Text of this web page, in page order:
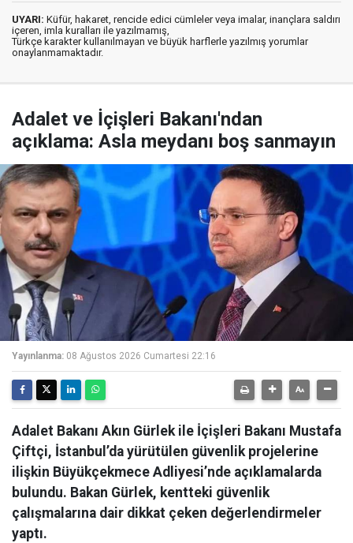
UYARI: Küfür, hakaret, rencide edici cümleler veya imalar, inançlara saldırı
içeren, imla kuralları ile yazılmamış,
Türkçe karakter kullanılmayan ve büyük harflerle yazılmış yorumlar
onaylanmamaktadır.
Adalet ve İçişleri Bakanı'ndan
açıklama: Asla meydanı boş sanmayın
Yayınlanma: 08 Ağustos 2026 Cumartesi 22:16
Adalet Bakanı Akın Gürlek ile İçişleri Bakanı Mustafa
Çiftçi, İstanbul’da yürütülen güvenlik projelerine
ilişkin Büyükçekmece Adliyesi’nde açıklamalarda
bulundu. Bakan Gürlek, kentteki güvenlik
çalışmalarına dair dikkat çeken değerlendirmeler
yaptı.